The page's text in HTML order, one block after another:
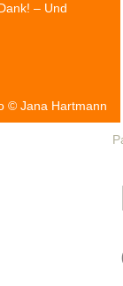
– Und
© Jana Hartmann